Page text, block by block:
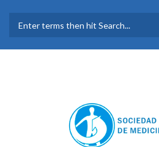
FORMULARIO DE
BÚSQUEDA